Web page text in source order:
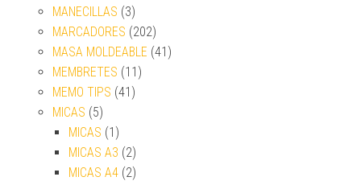
MANECILLAS (3)
MARCADORES (202)
MASA MOLDEABLE (41)
MEMBRETES (11)
MEMO TIPS (41)
MICAS (5)
MICAS (1)
MICAS A3 (2)
MICAS A4 (2)